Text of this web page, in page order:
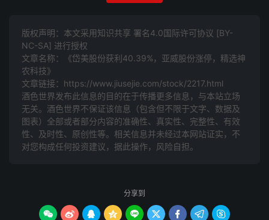
版权声明：本文采用知识共享 署名4.0国际许可协议 [BY-
NC-SA] 进行授权
文章名称：《岱美股份获利40.39%，亚威股份涨停，精选神
农科技》
文章链接： https://www.jiusejie.com/stock/2217.html
酒色世界发布此信息的目的在于传播更多信息，与本站立场
无关。酒色世界不保证该信息（包含但不限于文字、数据及
图表）全部或者部分内容的准确性、真实性、完整性、有效
性、及时性、原创性等。相关信息并未经过本网站证实，不
对您构成任何投资建议，据此操作，风险自担。
分享到
        